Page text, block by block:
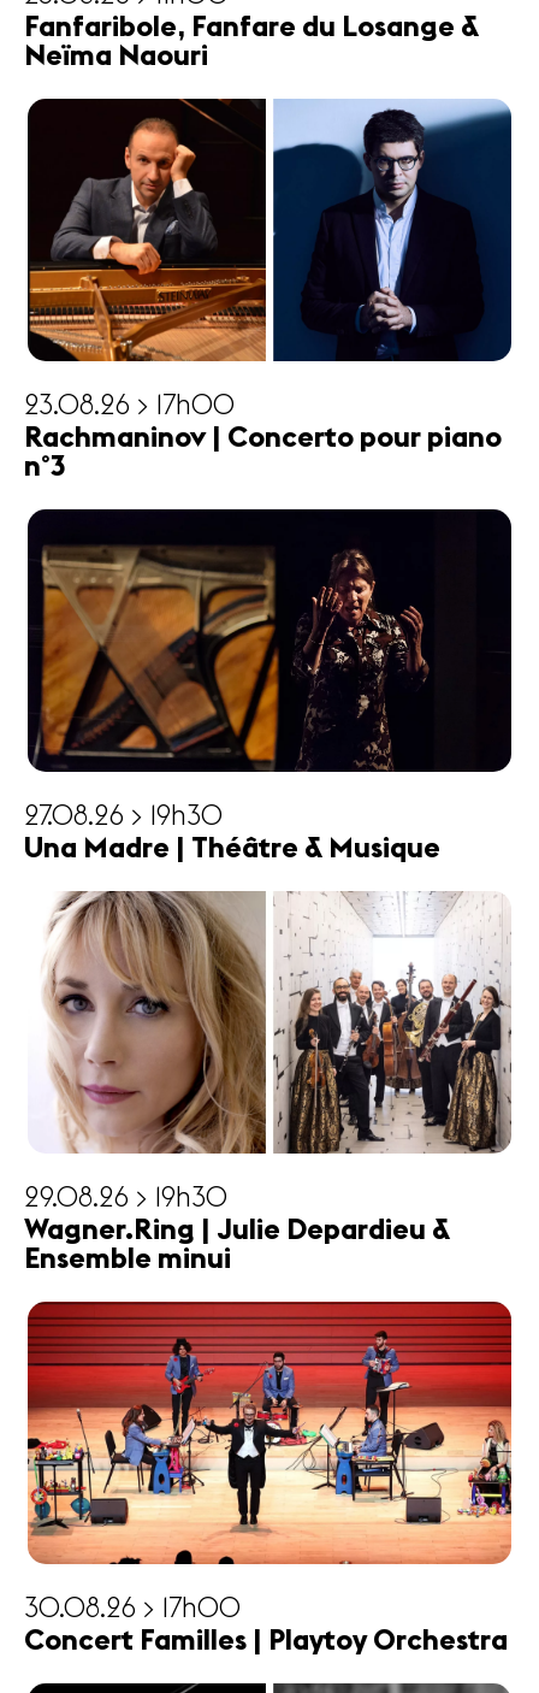
Fanfaribole, Fanfare du Losange &
Neïma Naouri
23.08.26 > 17h00
Rachmaninov | Concerto pour piano
n°3
27.08.26 > 19h30
Una Madre | Théâtre & Musique
29.08.26 > 19h30
Wagner.Ring | Julie Depardieu &
Ensemble minui
30.08.26 > 17h00
Concert Familles | Playtoy Orchestra